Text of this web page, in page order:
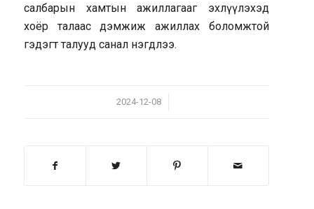
салбарын хамтын ажиллагааг эхлүүлэхэд
хоёр талаас дэмжиж ажиллах боломжтой
гэдэгт талууд санал нэгдлээ.
2024-12-08
/